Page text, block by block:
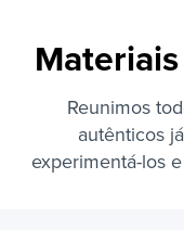
Soluções
Blog
Reunimos
autênticos
experimentá-los